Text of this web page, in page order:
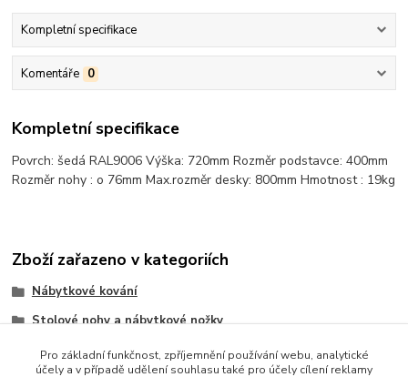
Kompletní specifikace
Komentáře 0
Kompletní specifikace
Povrch: šedá RAL9006 Výška: 720mm Rozměr podstavce: 400mm
Rozměr nohy : o 76mm Max.rozměr desky: 800mm Hmotnost : 19kg
Zboží zařazeno v kategoriích
Nábytkové kování
Stolové nohy a nábytkové nožky
Centrální nohy
Pro základní funkčnost, zpříjemnění používání webu, analytické
účely a v případě udělení souhlasu také pro účely cílení reklamy